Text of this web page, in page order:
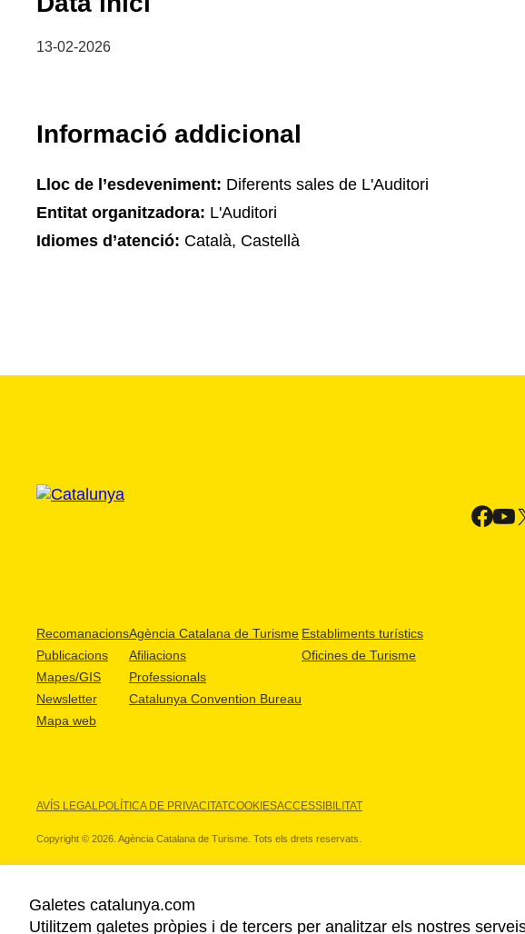
13-02-2026
Informació addicional
Lloc de l’esdeveniment: Diferents sales de L'Auditori
Entitat organitzadora: L'Auditori
Idiomes d’atenció: Català, Castellà
Recomanacions
Publicacions
Mapes/GIS
Newsletter
Mapa web
Agència Catalana de Turisme
Afiliacions
Professionals
Catalunya Convention Bureau
Establiments turístics
Oficines de Turisme
AVÍS LEGALPOLÍTICA DE PRIVACITATCOOKIESACCESSIBILITAT
Copyright © 2026. Agència Catalana de Turisme. Tots els drets reservats.
Galetes catalunya.com
Utilitzem galetes pròpies i de tercers per analitzar els nostres